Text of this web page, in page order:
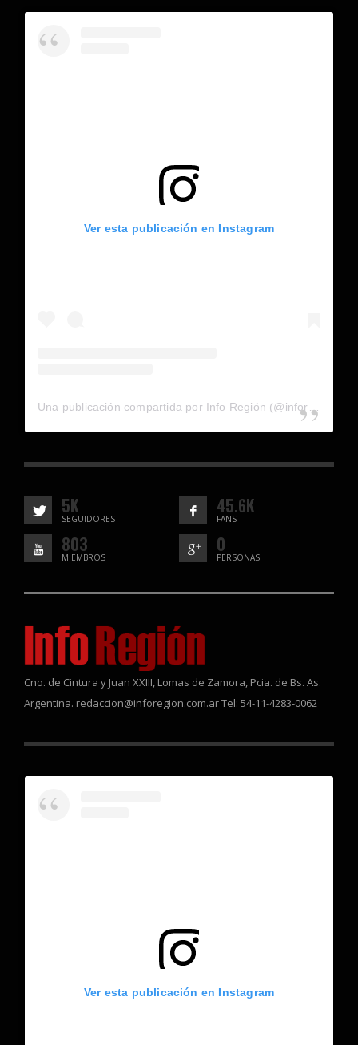
Ver esta publicación en Instagram
5K
SEGUIDORES
45.6K
FANS
803
MIEMBROS
0
PERSONAS
Cno. de Cintura y Juan XXIII, Lomas de Zamora, Pcia. de Bs. As.
Argentina. redaccion@inforegion.com.ar Tel: 54-11-4283-0062
Ver esta publicación en Instagram